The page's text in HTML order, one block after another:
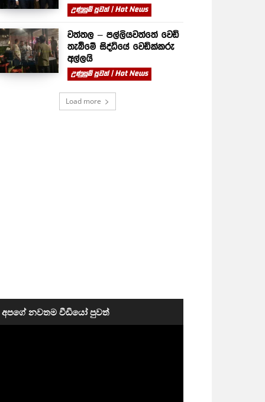
උණුසුම් පුවත් | Hot News
වත්තල – පල්ලියවත්තේ වෙඩි
තැබීමේ සිද්ධියේ වෙඩික්කරු
අල්ලයි
උණුසුම් පුවත් | Hot News
Load more
අපගේ නවතම වීඩියෝ පුවත්